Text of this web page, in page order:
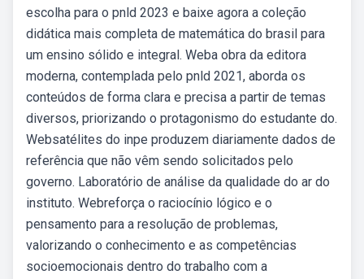
escolha para o pnld 2023 e baixe agora a coleção
didática mais completa de matemática do brasil para
um ensino sólido e integral. Weba obra da editora
moderna, contemplada pelo pnld 2021, aborda os
conteúdos de forma clara e precisa a partir de temas
diversos, priorizando o protagonismo do estudante do.
Websatélites do inpe produzem diariamente dados de
referência que não vêm sendo solicitados pelo
governo. Laboratório de análise da qualidade do ar do
instituto. Webreforça o raciocínio lógico e o
pensamento para a resolução de problemas,
valorizando o conhecimento e as competências
socioemocionais dentro do trabalho com a